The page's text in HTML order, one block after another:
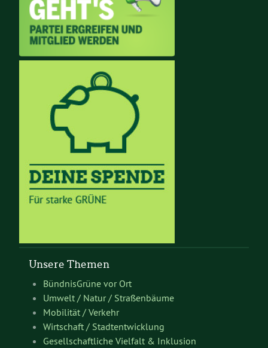
Unsere Themen
BündnisGrüne vor Ort
Umwelt / Natur / Straßenbäume
Mobilität / Verkehr
Wirtschaft / Stadtentwicklung
Gesellschaftliche Vielfalt & Inklusion